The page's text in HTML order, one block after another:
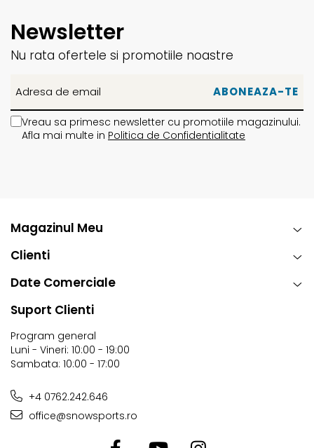
Newsletter
Nu rata ofertele si promotiile noastre
Vreau sa primesc newsletter cu promotiile magazinului.
Afla mai multe in Politica de Confidentialitate
Magazinul Meu
Clienti
Date Comerciale
Suport Clienti
Program general
Luni - Vineri: 10:00 - 19:00
Sambata: 10:00 - 17:00
+4 0762.242.646
office@snowsports.ro